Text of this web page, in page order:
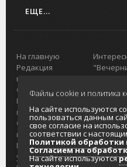
ЕЩЕ...
На главную
Редакция
портала
О проекте
Реклама на
портале
Отзывы и
предложения
Интернет-
услуги
Реклама
Колымы
данных
Файлы cookie и политика
На сайте используются
пользоваться данным
свое согласие на
соответствии с
Политикой
Согласием на
На сайте используются